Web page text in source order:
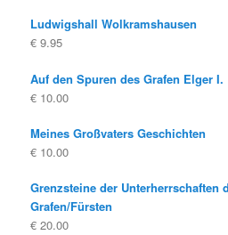
Ludwigshall Wolkramshausen
€ 9.95
Auf den Spuren des Grafen Elger I.
€ 10.00
Meines Großvaters Geschichten
€ 10.00
Grenzsteine der Unterherrschaften
Grafen/Fürsten
€ 20.00